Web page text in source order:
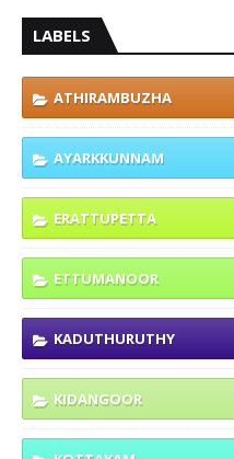
LABELS
ATHIRAMBUZHA
AYARKKUNNAM
ERATTUPETTA
ETTUMANOOR
KADUTHURUTHY
KIDANGOOR